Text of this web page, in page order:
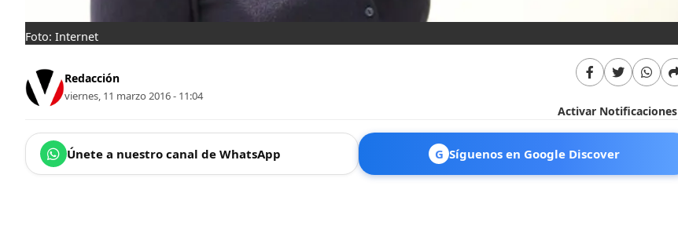
Foto: Internet
Redacción
viernes, 11 marzo 2016 - 11:04
Activar Notificaciones
Únete a nuestro canal de WhatsApp G Síguenos en Google Discover